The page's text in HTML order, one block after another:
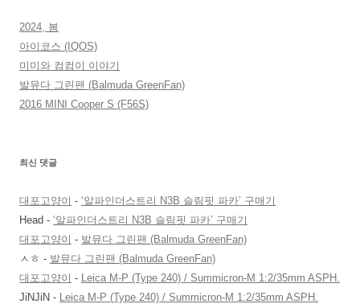
2024, 봄
아이코스 (IQOS)
미미와 컴컴이 이야기
발뮤다 그린팬 (Balmuda GreenFan)
2016 MINI Cooper S (F56S)
최신 댓글
대포고양이 - ‘알파인더스트리 N3B 슬림핏 파카’ 구매기
Head - ‘알파인더스트리 N3B 슬림핏 파카’ 구매기
대포고양이 - 발뮤다 그린팬 (Balmuda GreenFan)
ㅅㅎ - 발뮤다 그린팬 (Balmuda GreenFan)
대포고양이 - Leica M-P (Type 240) / Summicron-M 1:2/35mm ASPH.
JiNJiN - Leica M-P (Type 240) / Summicron-M 1:2/35mm ASPH.